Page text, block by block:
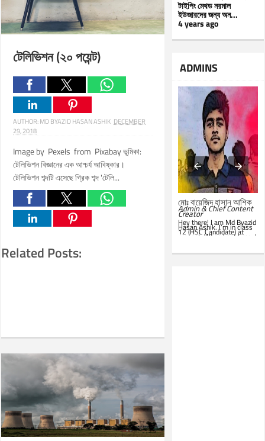
টেলিভিশন (২০ পয়েন্ট)
AUTHOR:MD BYAZID HASAN ASHIK DECEMBER
29, 2018
Image by Pexels from Pixabay ভূমিকা:
টেলিভিশন বিজ্ঞানের এক আশ্চর্য আবিষ্কার।
টেলিভিশন শব্দটি এসেছে গ্রিক শব্দ 'টেলি...
Related Posts:
টাইপিং মেথড নরমাল
ইউজারদের জন্য অন...
4 years ago
ADMINS
মোঃ বায়েজিদ হাসান আশিক
Admin & Chief Content
Creator
Hey there! I am Md Byazid
Hasan Ashik. I’m in class
12 (HSC Candidate) at
present. When I get time, I
like this website. Best of
luck!
মোঃ সারোয়ার জাহান সাবিত
System Administrator &
Customer Support